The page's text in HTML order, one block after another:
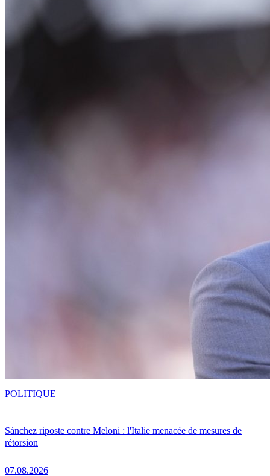
Sánchez riposte contre Meloni : l'Italie menacée de mesures de
rétorsion
07.08.2026
POLITIQUE